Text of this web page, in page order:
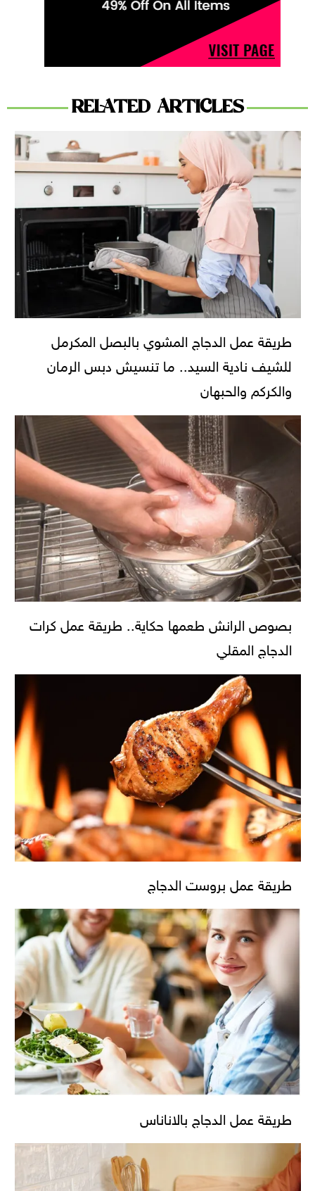
RELATED ARTICLES
طريقة عمل الدجاج المشوي بالبصل المكرمل
للشيف نادية السيد.. ما تنسيش دبس الرمان
والكركم والحبهان
بصوص الرانش طعمها حكاية.. طريقة عمل كرات
الدجاج المقلي
طريقة عمل بروست الدجاج
طريقة عمل الدجاج بالاناناس